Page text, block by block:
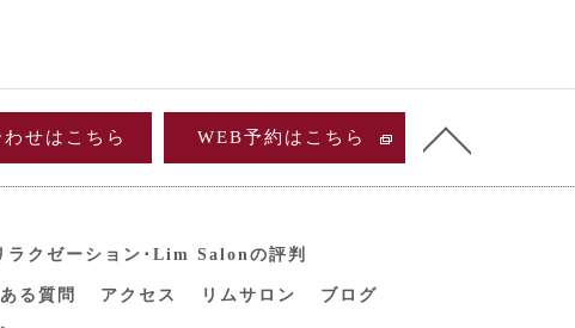
せはこちら WEB予約はこちら
ラクゼーション･Lim Salonの評判
る質問 アクセス リムサロン ブログ